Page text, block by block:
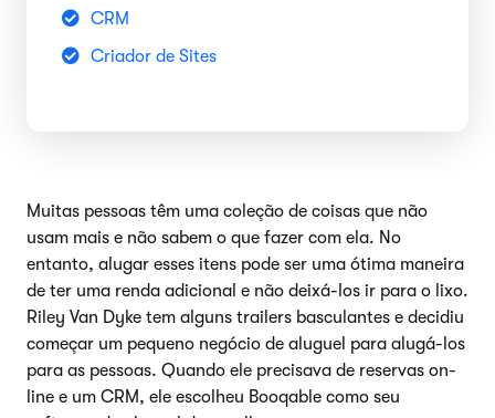
CRM
Criador de Sites
Muitas pessoas têm uma coleção de coisas que não
usam mais e não sabem o que fazer com ela. No
entanto, alugar esses itens pode ser uma ótima maneira
de ter uma renda adicional e não deixá-los ir para o lixo.
Riley Van Dyke tem alguns trailers basculantes e decidiu
começar um pequeno negócio de aluguel para alugá-los
para as pessoas. Quando ele precisava de reservas on-
line e um CRM, ele escolheu Booqable como seu